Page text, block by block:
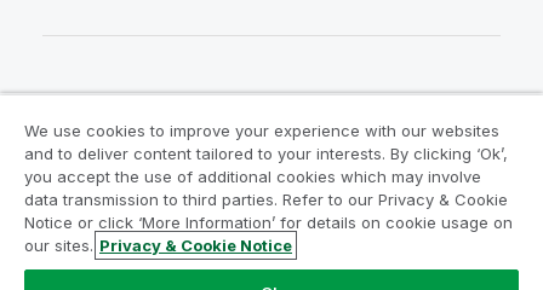
Juridiska avtal
Produktvillkor
Legal Policies
Legal Policies
Användningsvillkor
Varumärken
Do Not Share My Info
We use cookies to improve your experience with our websites
and to deliver content tailored to your interests. By clicking ‘Ok’,
you accept the use of additional cookies which may involve
data transmission to third parties. Refer to our Privacy & Cookie
Notice or click ‘More Information’ for details on cookie usage on
our sites. Privacy & Cookie Notice